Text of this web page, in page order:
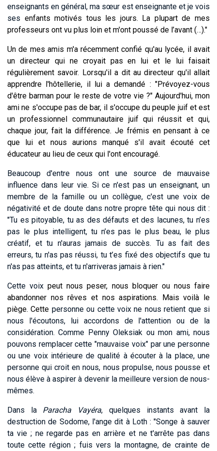
enseignants en général, ma sœur est enseignante et je vois
ses enfants motivés tous les jours. La plupart de mes
professeurs ont vu plus loin et m'ont poussé de l’avant (…)."
Un de mes amis m'a récemment confié qu'au lycée, il avait
un directeur qui ne croyait pas en lui et le lui faisait
régulièrement savoir. Lorsqu'il a dit au directeur qu'il allait
apprendre l'hôtellerie, il lui a demandé : "Prévoyez-vous
d'être barman pour le reste de votre vie ?" Aujourd'hui, mon
ami ne s'occupe pas de bar, il s'occupe du peuple juif et est
un professionnel communautaire juif qui réussit et qui,
chaque jour, fait la différence. Je frémis en pensant à ce
que lui et nous aurions manqué s'il avait écouté cet
éducateur au lieu de ceux qui l'ont encouragé.
Beaucoup d'entre nous ont une source de mauvaise
influence dans leur vie. Si ce n'est pas un enseignant, un
membre de la famille ou un collègue, c'est une voix de
négativité et de doute dans notre propre tête qui nous dit :
"Tu es pitoyable, tu as des défauts et des lacunes, tu n’es
pas le plus intelligent, tu n’es pas le plus beau, le plus
créatif, et tu n'auras jamais de succès. Tu as fait des
erreurs, tu n'as pas réussi, tu t’es fixé des objectifs que tu
n'as pas atteints, et tu n'arriveras jamais à rien."
Cette voixpeut nous peser, nous bloquer ou nous faire
abandonner nos rêves et nos aspirations. Mais voilà le
piège. Cette personne ou cette voix ne nous retient que si
nous l'écoutons, lui accordons de l'attention ou de la
considération. Comme Penny Oleksiak ou mon ami, nous
pouvons remplacer cette "mauvaise voix" par une personne
ou une voix intérieure de qualité à écouter à la place, une
personne qui croit en nous, nous propulse, nous pousse et
nous élève à aspirer à devenir la meilleure version de nous-
mêmes.
Dans la Paracha Vayéra, quelques instants avant la
destruction de Sodome, l'ange dit à Loth : "Songe à sauver
ta vie ; ne regarde pas en arrière et ne t'arrête pas dans
toute cette région ; fuis vers la montagne, de crainte de